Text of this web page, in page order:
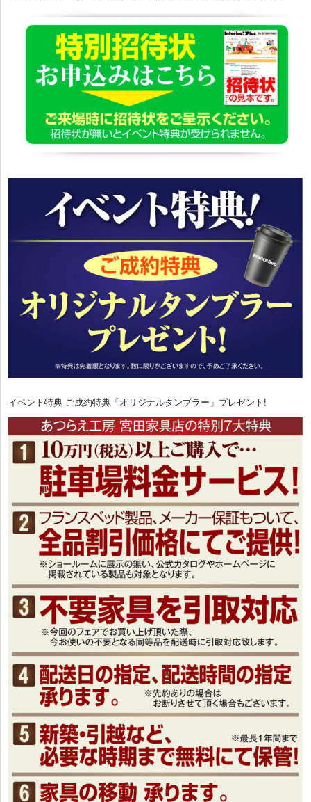
イベント特典 ご成約特典「オリジナルタンブラー」プレゼント!